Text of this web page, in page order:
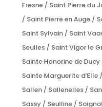
Fresne / Saint Pierre du
/ Saint Pierre en Auge /
Saint Sylvain / Saint
Seulles / Saint Vigor le
Sainte Honorine de
Sainte Marguerite d’Elle
Sallen / Sallenelles /
Sassy / Seulline /